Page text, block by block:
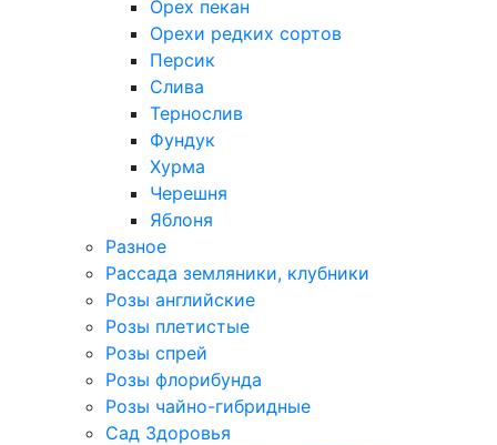
Орех пекан
Орехи редких сортов
Персик
Слива
Тернослив
Фундук
Хурма
Черешня
Яблоня
Разное
Рассада земляники, клубники
Розы английские
Розы плетистые
Розы спрей
Розы флорибунда
Розы чайно-гибридные
Сад Здоровья